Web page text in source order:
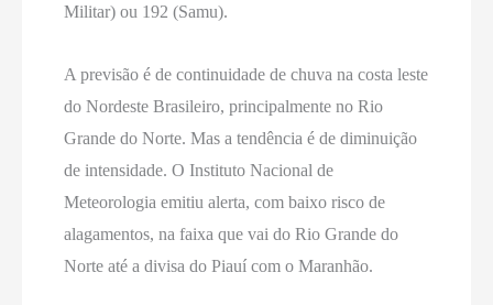
Militar) ou 192 (Samu).
A previsão é de continuidade de chuva na costa leste
do Nordeste Brasileiro, principalmente no Rio
Grande do Norte. Mas a tendência é de diminuição
de intensidade. O Instituto Nacional de
Meteorologia emitiu alerta, com baixo risco de
alagamentos, na faixa que vai do Rio Grande do
Norte até a divisa do Piauí com o Maranhão.